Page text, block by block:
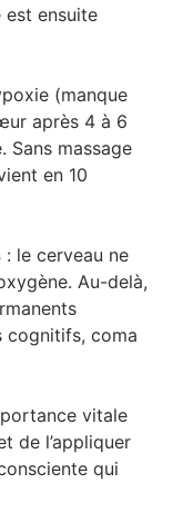
ensuite
(manque
après 4 à 6
Sans massage
en 10
: le cerveau ne
Au-delà,
cognitifs, coma
vitale
de l’appliquer
qui